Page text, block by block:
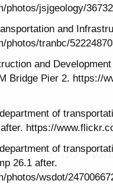
photos/jsjgeology/
and
photos/tranbc/
and
Bridge Pier 2. https://
of
https://
of
26.1 after.
photos/wsdot/